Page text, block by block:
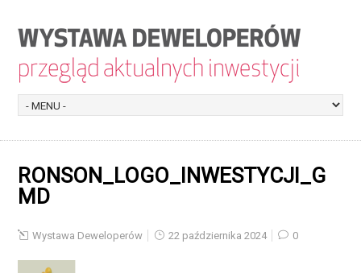
RONSON_LOGO_INWESTYCJI_G
MD
Wystawa Deweloperów 22 października 2024 0